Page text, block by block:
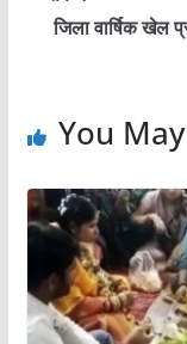
जिला वार्षिक खेल
You